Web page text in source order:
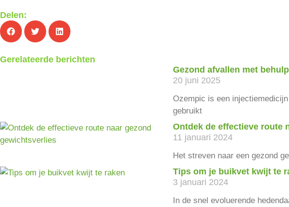
Delen:
Gerelateerde berichten
Gezond afvallen met
20 juni 2025
Ozempic is een
gebruikt
Ontdek de effectieve route
11 januari 2024
Het streven naar een gezond
Tips om je buikvet kwijt te
3 januari 2024
In de snel evoluerende